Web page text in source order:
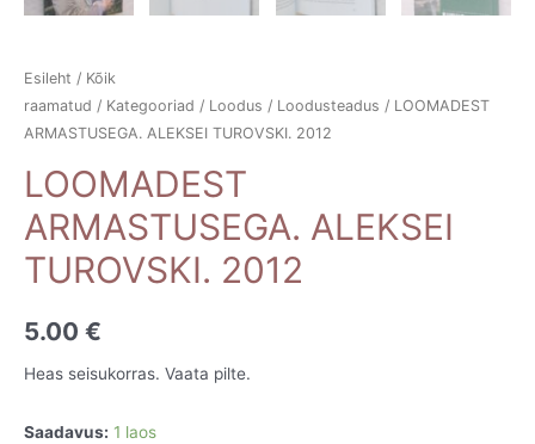
Esileht / Kõik
raamatud / Kategooriad / Loodus / Loodusteadus / LOOMADEST
ARMASTUSEGA. ALEKSEI TUROVSKI. 2012
LOOMADEST
ARMASTUSEGA. ALEKSEI
TUROVSKI. 2012
5.00 €
Heas seisukorras. Vaata pilte.
Saadavus: 1 laos